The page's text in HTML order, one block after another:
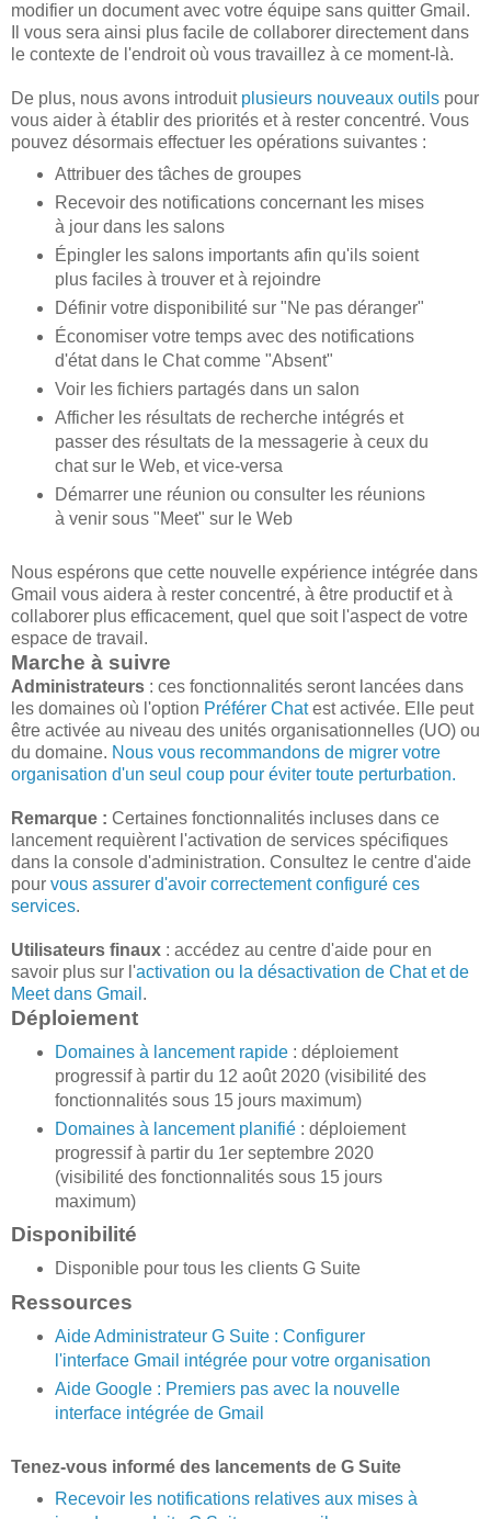
modifier un document avec votre équipe sans quitter Gmail.
Il vous sera ainsi plus facile de collaborer directement dans
le contexte de l'endroit où vous travaillez à ce moment-là.
De plus, nous avons introduit plusieurs nouveaux outils pour
vous aider à établir des priorités et à rester concentré. Vous
pouvez désormais effectuer les opérations suivantes :
Attribuer des tâches de groupes
Recevoir des notifications concernant les mises
à jour dans les salons
Épingler les salons importants afin qu'ils soient
plus faciles à trouver et à rejoindre
Définir votre disponibilité sur "Ne pas déranger"
Économiser votre temps avec des notifications
d'état dans le Chat comme "Absent"
Voir les fichiers partagés dans un salon
Afficher les résultats de recherche intégrés et
passer des résultats de la messagerie à ceux du
chat sur le Web, et vice-versa
Démarrer une réunion ou consulter les réunions
à venir sous "Meet" sur le Web
Nous espérons que cette nouvelle expérience intégrée dans
Gmail vous aidera à rester concentré, à être productif et à
collaborer plus efficacement, quel que soit l'aspect de votre
espace de travail.
Marche à suivre
Administrateurs : ces fonctionnalités seront lancées dans
les domaines où l'option Préférer Chatest activée. Elle peut
être activée au niveau des unités organisationnelles (UO) ou
du domaine. Nous vous recommandons de migrer votre
organisation d'un seul coup pour éviter toute perturbation.
Remarque : Certaines fonctionnalités incluses dans ce
lancement requièrent l'activation de services spécifiques
dans la console d'administration. Consultez le centre d'aide
pour vous assurer d'avoir correctement configuré ces
services.
Utilisateurs finaux : accédez au centre d'aide pour en
savoir plus sur l'activation ou la désactivation de Chat et de
Meet dans Gmail .​
Déploiement
Domaines à lancement rapide: déploiement
progressif à partir du 12 août 2020 (visibilité des
fonctionnalités sous 15 jours maximum)
Domaines à lancement planifié: déploiement
progressif à partir du 1er septembre 2020
(visibilité des fonctionnalités sous 15 jours
maximum)​
Disponibilité​
Disponible pour tous les clients G Suite​
Ressources​
Aide Administrateur G Suite : Configurer
l'interface Gmail intégrée pour votre organisation
Aide Google : Premiers pas avec la nouvelle
interface intégrée de Gmail
Tenez-vous informé des lancements de G Suite
Recevoir les notifications relatives aux mises à